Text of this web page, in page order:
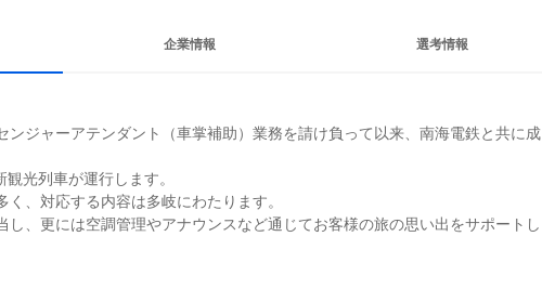
企業情報 選考情報
ンジャーアテンダント（車掌補助）業務を請け負って以来、南海電鉄と共に成
光列車が運行します。
、対応する内容は多岐にわたります。
し、更には空調管理やアナウンスなど通じてお客様の旅の思い出をサポートし